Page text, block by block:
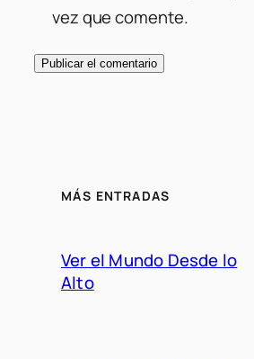
vez que comente.
MÁS ENTRADAS
Ver el Mundo Desde lo
Alto